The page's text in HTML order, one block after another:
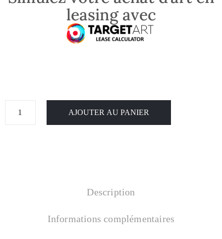
leasing avec
AJOUTER AU PANIER
Description
Informations complémentaires